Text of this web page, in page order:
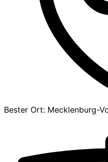
Bester Ort: Mecklenburg-